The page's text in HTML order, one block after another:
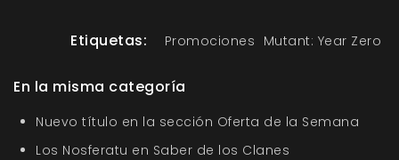
Etiquetas: Promociones Mutant: Year Zero
En la misma categoría
Nuevo título en la sección Oferta de la Semana
Los Nosferatu en Saber de los Clanes